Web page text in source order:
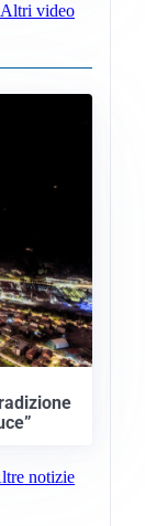
Altri video
notizie